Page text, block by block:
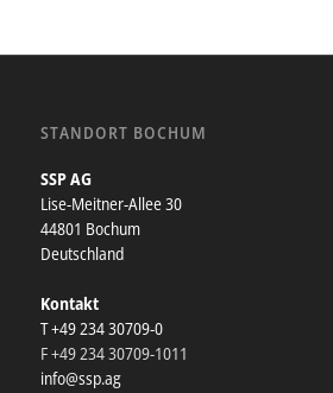
STANDORT BOCHUM
SSP AG
Lise-Meitner-Allee 30
44801 Bochum
Deutschland
Kontakt
T +49 234 30709-0
F +49 234 30709-1011
info@ssp.ag